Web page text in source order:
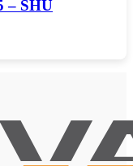
– SHU